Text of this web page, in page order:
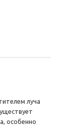
луча
особенно